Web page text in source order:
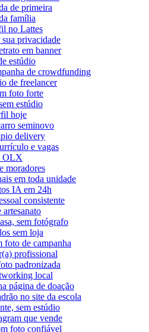
de primeira
família
no Lattes
privacidade
em banner
estúdio
de crowdfunding
de freelancer
foto forte
estúdio
hoje
seminovo
delivery
e vagas
OLX
moradores
em toda unidade
IA em 24h
consistente
sem fotógrafo
sem loja
foto de campanha
profissional
padronizada
local
página de doação
no site da escola
sem estúdio
que vende
foto confiável